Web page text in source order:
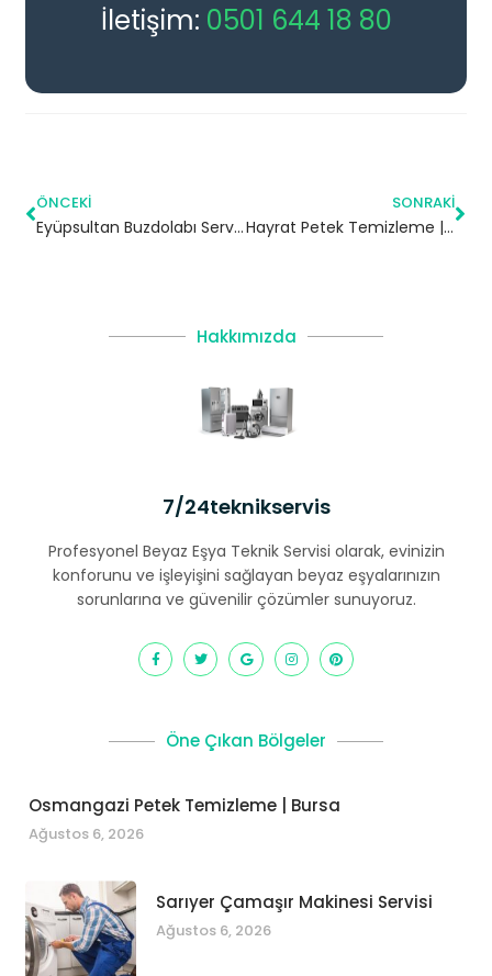
İletişim: 0501 644 18 80
ÖNCEKI
Eyüpsultan Buzdolabı Servisi
SONRAKI
Hayrat Petek Temizleme | Trabzon
Hakkımızda
7/24teknikservis
Profesyonel Beyaz Eşya Teknik Servisi olarak, evinizin
konforunu ve işleyişini sağlayan beyaz eşyalarınızın
sorunlarına ve güvenilir çözümler sunuyoruz.
Öne Çıkan Bölgeler
Osmangazi Petek Temizleme | Bursa
Ağustos 6, 2026
Sarıyer Çamaşır Makinesi Servisi
Ağustos 6, 2026